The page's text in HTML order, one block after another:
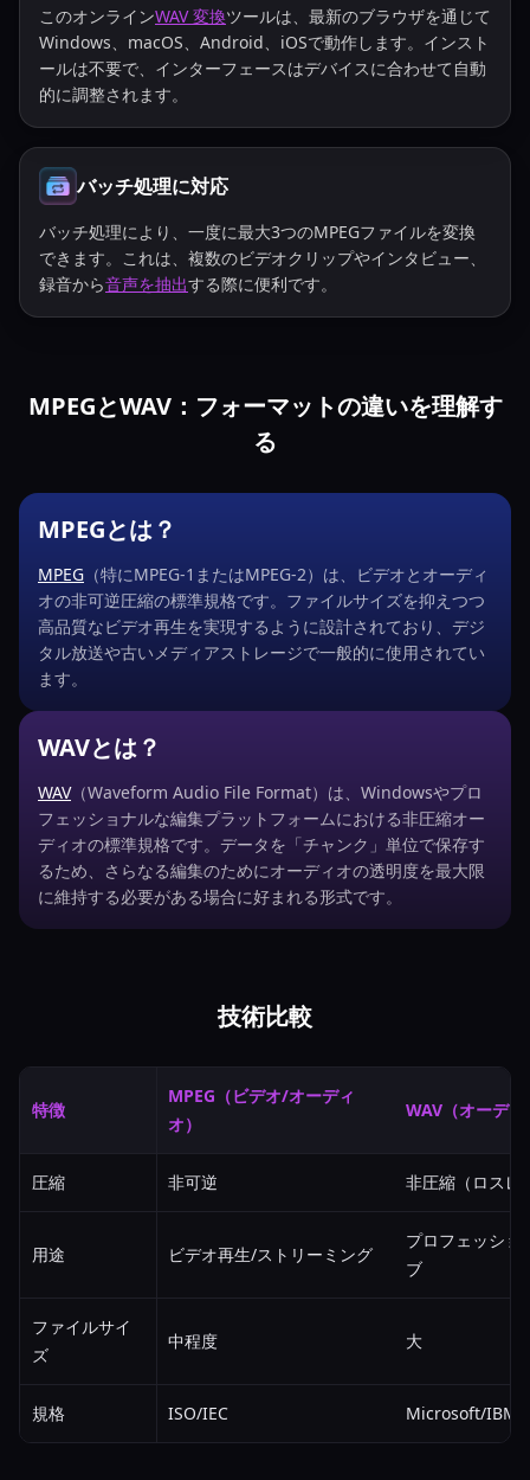
このオンラインWAV 変換ツールは、最新のブラウザを通じて
Windows、macOS、Android、iOSで動作します。インスト
ールは不要で、インターフェースはデバイスに合わせて自動
的に調整されます。
バッチ処理に対応
バッチ処理により、一度に最大3つのMPEGファイルを変換
できます。これは、複数のビデオクリップやインタビュー、
録音から音声を抽出する際に便利です。
MPEGとWAV：フォーマットの違いを理解す
る
MPEGとは？
MPEG （特にMPEG-1またはMPEG-2）は、ビデオとオーディ
オの非可逆圧縮の標準規格です。ファイルサイズを抑えつつ
高品質なビデオ再生を実現するように設計されており、デジ
タル放送や古いメディアストレージで一般的に使用されてい
ます。
WAVとは？
WAV（Waveform Audio File Format）は、Windowsやプロ
フェッショナルな編集プラットフォームにおける非圧縮オー
ディオの標準規格です。データを「チャンク」単位で保存す
るため、さらなる編集のためにオーディオの透明度を最大限
に維持する必要がある場合に好まれる形式です。
技術比較
特徴
MPEG（ビデオ/オーディ
オ）
WAV（オーディ
圧縮 非可逆 非圧縮（ロスレ
用途 ビデオ再生/ストリーミング
プロフェッショ
ブ
ファイルサイ
ズ
中程度 大
規格 ISO/IEC Microsoft/IBM